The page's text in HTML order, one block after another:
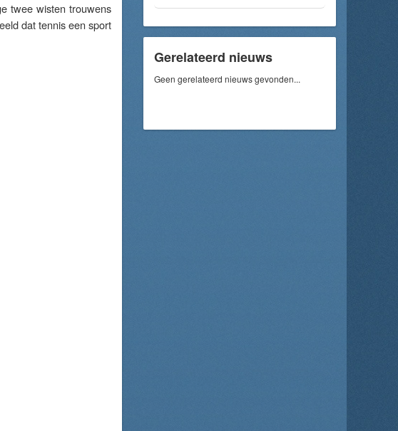
twee wisten trouwens
dat tennis een sport
Gerelateerd nieuws
Geen gerelateerd nieuws gevonden...